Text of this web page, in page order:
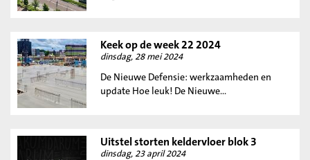
Keek op de week 22 2024
dinsdag, 28 mei 2024
De Nieuwe Defensie: werkzaamheden en
update Hoe leuk! De Nieuwe...
Uitstel storten keldervloer blok 3
dinsdag, 23 april 2024